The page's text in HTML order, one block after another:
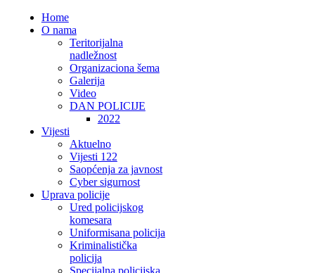
Home
O nama
Teritorijalna
nadležnost
Organizaciona šema
Galerija
Video
DAN POLICIJE
2022
Vijesti
Aktuelno
Vijesti 122
Saopćenja za javnost
Cyber sigurnost
Uprava policije
Ured policijskog
komesara
Uniformisana policija
Kriminalistička
policija
Specijalna policijska